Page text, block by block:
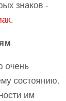
знаков -
.
очень
состоянию.
им